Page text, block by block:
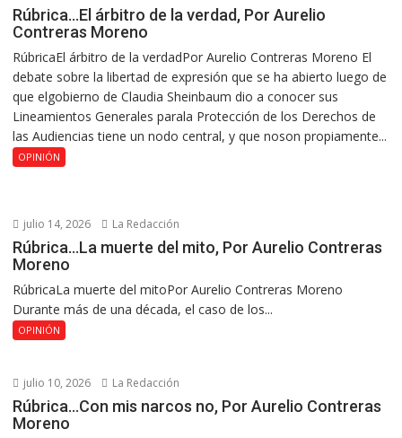
Rúbrica…El árbitro de la verdad, Por Aurelio
Contreras Moreno
RúbricaEl árbitro de la verdadPor Aurelio Contreras Moreno El
debate sobre la libertad de expresión que se ha abierto luego de
que elgobierno de Claudia Sheinbaum dio a conocer sus
Lineamientos Generales parala Protección de los Derechos de
las Audiencias tiene un nodo central, y que noson propiamente...
OPINIÓN
julio 14, 2026 La Redacción
Rúbrica…La muerte del mito, Por Aurelio Contreras
Moreno
RúbricaLa muerte del mitoPor Aurelio Contreras Moreno
Durante más de una década, el caso de los...
OPINIÓN
julio 10, 2026 La Redacción
Rúbrica…Con mis narcos no, Por Aurelio Contreras
Moreno